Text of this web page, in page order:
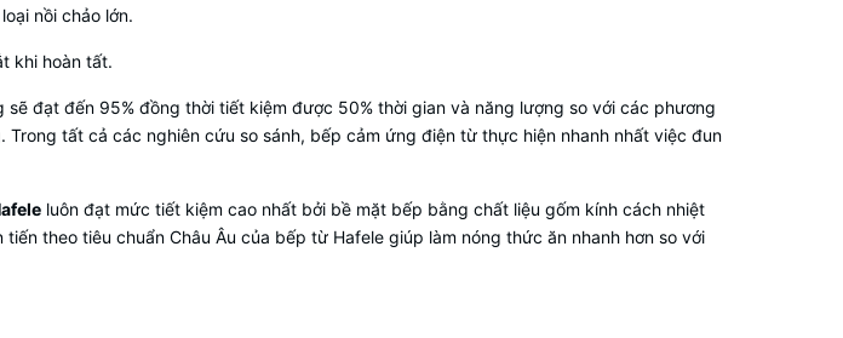
nồi chảo lớn.
khi hoàn tất.
đạt đến 95% đồng thời tiết kiệm được 50% thời gian và năng lượng so với các phương
tất cả các nghiên cứu so sánh, bếp cảm ứng điện từ thực hiện nhanh nhất việc đun
luôn đạt mức tiết kiệm cao nhất bởi bề mặt bếp bằng chất liệu gốm kính cách nhiệt
theo tiêu chuẩn Châu Âu của bếp từ Hafele giúp làm nóng thức ăn nhanh hơn so với